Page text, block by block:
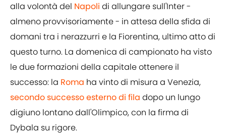
alla volontà del Napoli di allungare sull'Inter -
almeno provvisoriamente - in attesa della sfida di
domani tra i nerazzurri e la Fiorentina, ultimo atto di
questo turno. La domenica di campionato ha visto
le due formazioni della capitale ottenere il
successo: la Roma ha vinto di misura a Venezia,
secondo successo esterno di fila dopo un lungo
digiuno lontano dall'Olimpico, con la firma di
Dybala su rigore.